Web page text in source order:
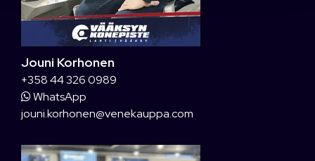
Jouni Korhonen
+358 44 326 0989
WhatsApp
jouni.korhonen@venekauppa.com